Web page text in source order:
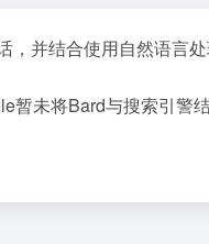
并结合使用自然语言
未将Bard与搜索引